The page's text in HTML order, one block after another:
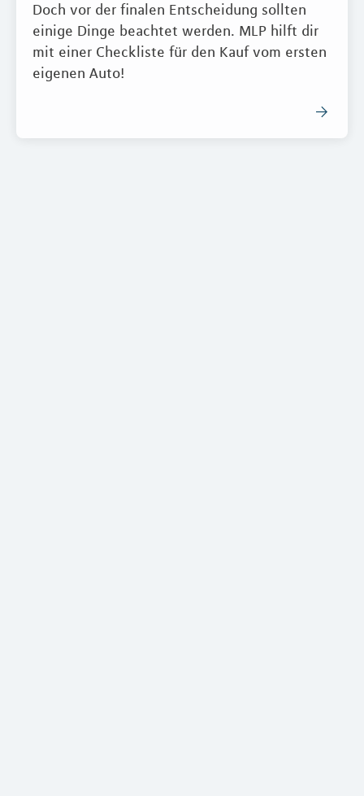
Doch vor der finalen Entscheidung sollten
einige Dinge beachtet werden. MLP hilft dir
mit einer Checkliste für den Kauf vom ersten
eigenen Auto!